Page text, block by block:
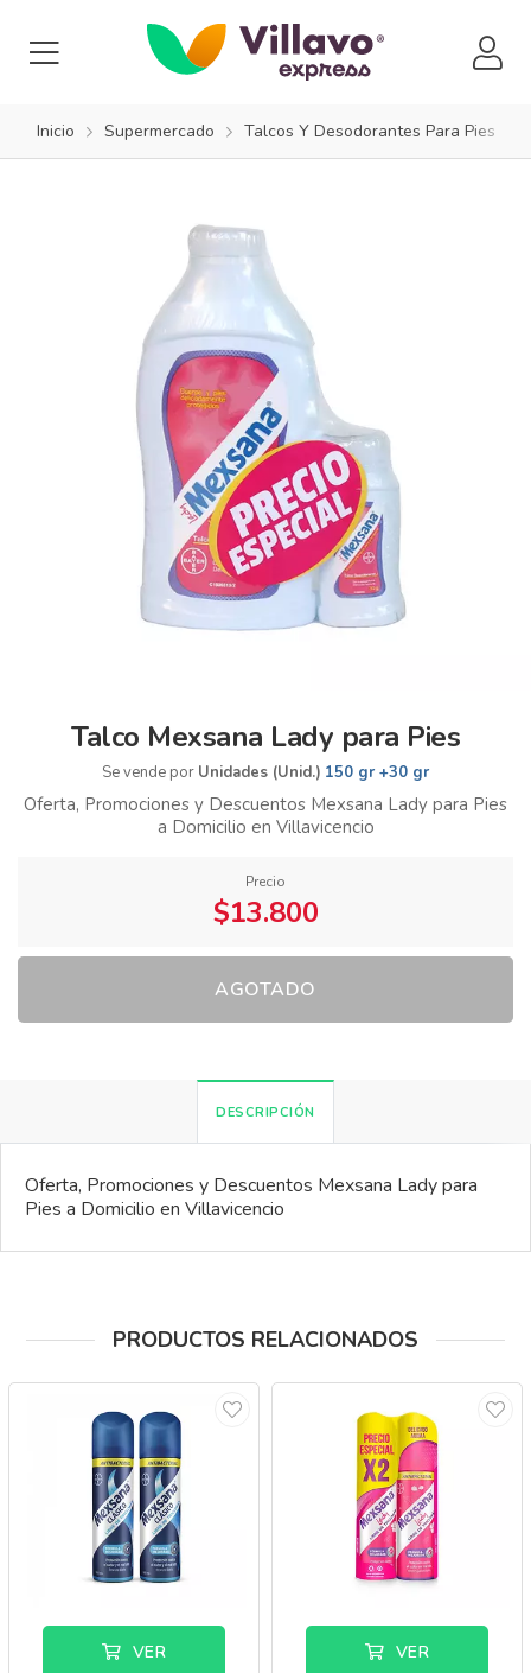
Inicio Supermercado Talcos Y Desodorantes Para Pies
Talco Mexsana Lady para Pies
Se vende por Unidades (Unid.) 150 gr +30 gr
Oferta, Promociones y Descuentos Mexsana Lady para Pies
a Domicilio en Villavicencio
Precio
$13.800
AGOTADO
DESCRIPCIÓN
Oferta, Promociones y Descuentos Mexsana Lady para
Pies a Domicilio en Villavicencio
PRODUCTOS RELACIONADOS
VER VER